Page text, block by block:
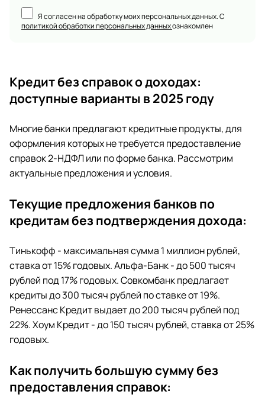
Я согласен на обработку моих персональных данных. С
политикой обработки персональных данныхознакомлен
Кредит без справок о доходах:
доступные варианты в 2025 году
Многие банки предлагают кредитные продукты, для
оформления которых не требуется предоставление
справок 2-НДФЛ или по форме банка. Рассмотрим
актуальные предложения и условия.
Текущие предложения банков по
кредитам без подтверждения дохода:
Тинькофф - максимальная сумма 1 миллион рублей,
ставка от 15% годовых. Альфа-Банк - до 500 тысяч
рублей под 17% годовых. Совкомбанк предлагает
кредиты до 300 тысяч рублей по ставке от 19%.
Ренессанс Кредит выдает до 200 тысяч рублей под
22%. Хоум Кредит - до 150 тысяч рублей, ставка от 25%
годовых.
Как получить большую сумму без
предоставления справок: